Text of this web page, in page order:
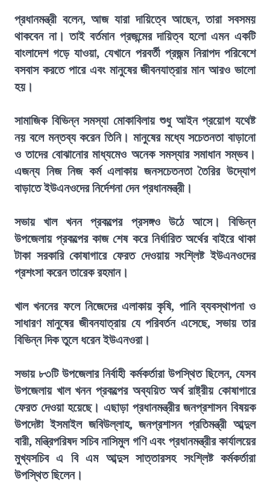
প্রধানমন্ত্রী বলেন, আজ যারা দায়িত্বে আছেন, তারা সবসময়
থাকবেন না। তাই বর্তমান প্রজন্মের দায়িত্ব হলো এমন একটি
বাংলাদেশ গড়ে যাওয়া, যেখানে পরবর্তী প্রজন্ম নিরাপদ পরিবেশে
বসবাস করতে পারে এবং মানুষের জীবনযাত্রার মান আরও ভালো
হয়।
সামাজিক বিভিন্ন সমস্যা মোকাবিলায় শুধু আইন প্রয়োগ যথেষ্ট
নয় বলে মন্তব্য করেন তিনি। মানুষের মধ্যে সচেতনতা বাড়ানো
ও তাদের বোঝানোর মাধ্যমেও অনেক সমস্যার সমাধান সম্ভব।
এজন্য নিজ নিজ কর্ম এলাকায় জনসচেতনতা তৈরির উদ্যোগ
বাড়াতে ইউএনওদের নির্দেশনা দেন প্রধানমন্ত্রী।
সভায় খাল খনন প্রকল্পের প্রসঙ্গও উঠে আসে। বিভিন্ন
উপজেলায় প্রকল্পের কাজ শেষ করে নির্ধারিত অর্থের বাইরে থাকা
টাকা সরকারি কোষাগারে ফেরত দেওয়ায় সংশ্লিষ্ট ইউএনওদের
প্রশংসা করেন তারেক রহমান।
খাল খননের ফলে নিজেদের এলাকায় কৃষি, পানি ব্যবস্থাপনা ও
সাধারণ মানুষের জীবনযাত্রায় যে পরিবর্তন এসেছে, সভায় তার
বিভিন্ন দিক তুলে ধরেন ইউএনওরা।
সভায় ৮৩টি উপজেলার নির্বাহী কর্মকর্তারা উপস্থিত ছিলেন, যেসব
উপজেলায় খাল খনন প্রকল্পের অব্যয়িত অর্থ রাষ্ট্রীয় কোষাগারে
ফেরত দেওয়া হয়েছে। এছাড়া প্রধানমন্ত্রীর জনপ্রশাসন বিষয়ক
উপদেষ্টা ইসমাইল জবিউল্লাহ, জনপ্রশাসন প্রতিমন্ত্রী আব্দুল
বারী, মন্ত্রিপরিষদ সচিব নাসিমুল গণি এবং প্রধানমন্ত্রীর কার্যালয়ের
মুখ্যসচিব এ বি এম আব্দুস সাত্তারসহ সংশ্লিষ্ট কর্মকর্তারা
উপস্থিত ছিলেন।